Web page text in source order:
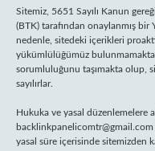
Sitemiz, 5651 Sayılı Kanun
(BTK) tarafından onaylanmış bir
nedenle, sitedeki içerikleri
yükümlülüğümüz
sorumluluğunu taşımakta olup,
sayılırlar.
Hukuka ve yasal düzenlemelere
backlinkpanelicomtr@gmail.com
yasal süre içerisinde sitemizden